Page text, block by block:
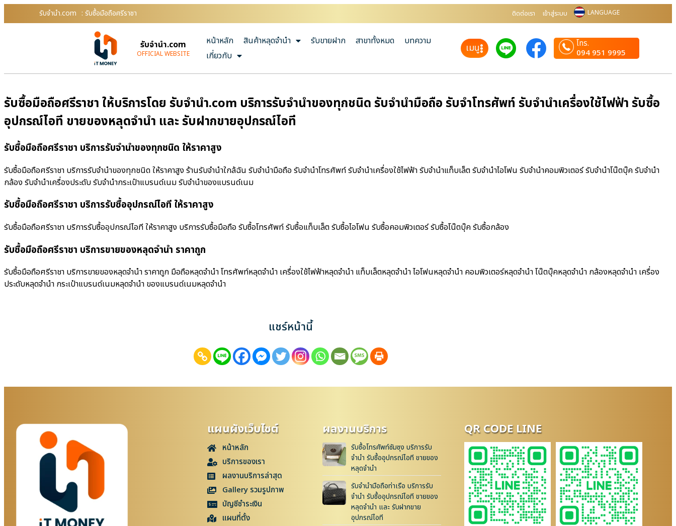
รับจํานํา.com : รับซื้อมือถือศรีราชา ติดต่อเรา เข้าสู่ระบบ LANGUAGE
รับจํานํา.com
OFFICIAL WEBSITE
หน้าหลัก สินค้าหลุดจำนำ รับขายฝาก สาขาทั้งหมด
บทความ
เกี่ยวกับ
เมนู
โทร.
094 951 9995
รับซื้อมือถือศรีราชา ให้บริการโดย รับจํานํา.com บริการรับจำนำของทุกชนิด รับจำนำมือถือ รับจำโทรศัพท์ รับจำนำเครื่องใช้ไฟฟ้า รับซื้อ
อุปกรณ์ไอที ขายของหลุดจำนำ และ รับฝากขายอุปกรณ์ไอที
รับซื้อมือถือศรีราชา บริการรับจำนำของทุกชนิด ให้ราคาสูง
รับซื้อมือถือศรีราชา บริการรับจำนำของทุกชนิด ให้ราคาสูง ร้านรับจํานําใกล้ฉัน รับจำนำมือถือ รับจำนำโทรศัพท์ รับจำนำเครื่องใช้ไฟฟ้า รับจำนำแท็บเล็ต รับจำนำไอโฟน รับจำนำคอมพิวเตอร์ รับจำนำโน๊ตบุ๊ค รับจำนำ
กล้อง รับจำนำเครื่องประดับ รับจำนำกระเป๋าแบรนด์เนม รับจำนำของแบรนด์เนม
รับซื้อมือถือศรีราชา บริการรับซื้ออุปกรณ์ไอที ให้ราคาสูง
รับซื้อมือถือศรีราชา บริการรับซื้ออุปกรณ์ไอที ให้ราคาสูง บริการรับซื้อมือถือ รับซื้อโทรศัพท์ รับซื้อแท็บเล็ต รับซื้อไอโฟน รับซื้อคอมพิวเตอร์ รับซื้อโน๊ตบุ๊ค รับซื้อกล้อง
รับซื้อมือถือศรีราชา บริการขายของหลุดจำนำ ราคาถูก
รับซื้อมือถือศรีราชา บริการขายของหลุดจำนำ ราคาถูก มือถือหลุดจำนำ โทรศัพท์หลุดจำนำ เครื่องใช้ไฟฟ้าหลุดจำนำ แท็บเล็ตหลุดจำนำ ไอโฟนหลุดจำนำ คอมพิวเตอร์หลุดจำนำ โน๊ตบุ๊คหลุดจำนำ กล้องหลุดจำนำ เครื่อง
ประดับหลุดจำนำ กระเป๋าแบรนด์เนมหลุดจำนำ ของแบรนด์เนมหลุดจำนำ
แชร์หน้านี้
แผนผังเว็บไซต์
หน้าหลัก
บริการของเรา
ผลงานบริการล่าสุด
Gallery รวมรูปภาพ
บัญชีชำระเงิน
แผนที่ตั้ง
ผลงานบริการ
รับซื้อโทรศัพท์ซัมซุง บริการรับ
จำนำ รับซื้ออุปกรณ์ไอที ขายของ
หลุดจำนำ
รับจำนำมือถือท่าเรือ บริการรับ
จำนำ รับซื้ออุปกรณ์ไอที ขายของ
หลุดจำนำ และ รับฝากขาย
อุปกรณ์ไอที
QR CODE LINE